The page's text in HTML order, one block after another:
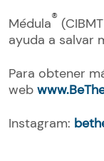
Médula®
ayuda a salvar
Para obtener
web
Instagram: